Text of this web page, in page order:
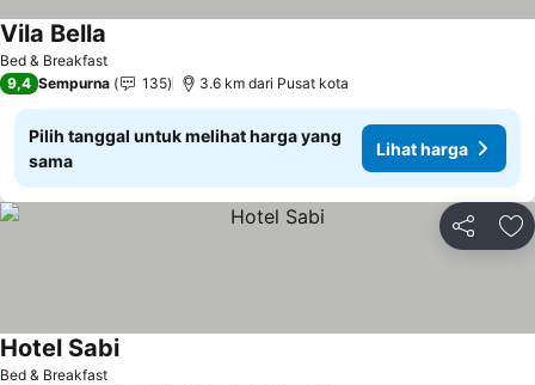
Bed & Breakfast
Vila Bella
9,4 Sempurna 135 3.6 km dari Pusat kota
Pilih tanggal untuk melihat harga yang
sama
Lihat harga
Bagikan
Bed & Breakfast
Hotel SabiLihat harga